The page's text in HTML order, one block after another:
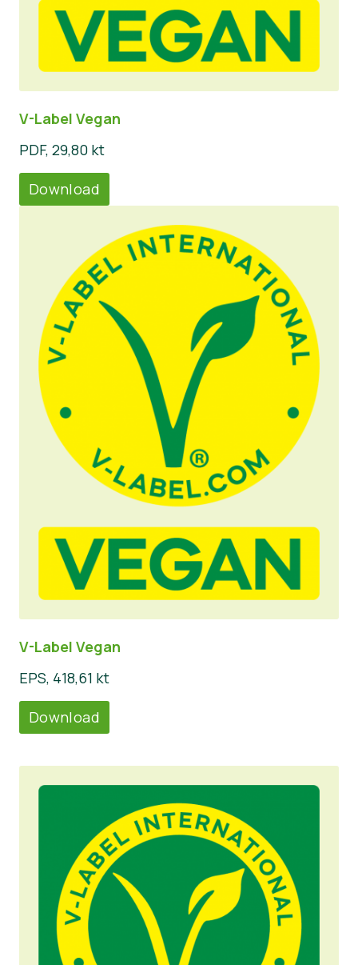
V-Label Vegan
PDF, 29,80 kt
Download
V-Label Vegan
EPS, 418,61 kt
Download